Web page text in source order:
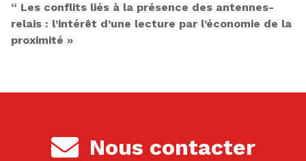
“ Les conflits liés à la présence des antennes-
relais : l’intérêt d’une lecture par l’économie de la
proximité »
Nous contacter